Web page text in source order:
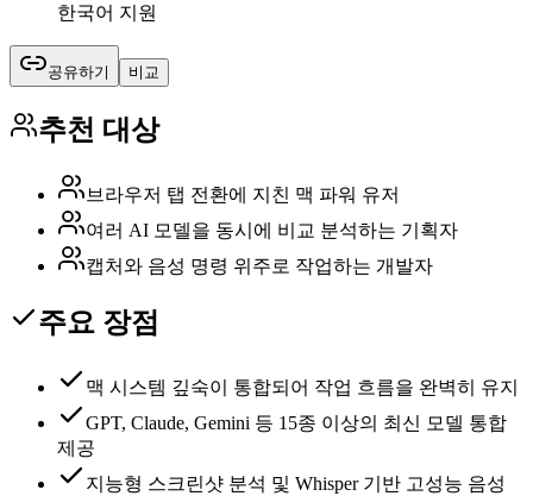
한국어 지원
공유하기 비교
추천 대상
브라우저 탭 전환에 지친 맥 파워 유저
여러 AI 모델을 동시에 비교 분석하는 기획자
캡처와 음성 명령 위주로 작업하는 개발자
주요 장점
맥 시스템 깊숙이 통합되어 작업 흐름을 완벽히 유지
GPT, Claude, Gemini 등 15종 이상의 최신 모델 통합
제공
지능형 스크린샷 분석 및 Whisper 기반 고성능 음성